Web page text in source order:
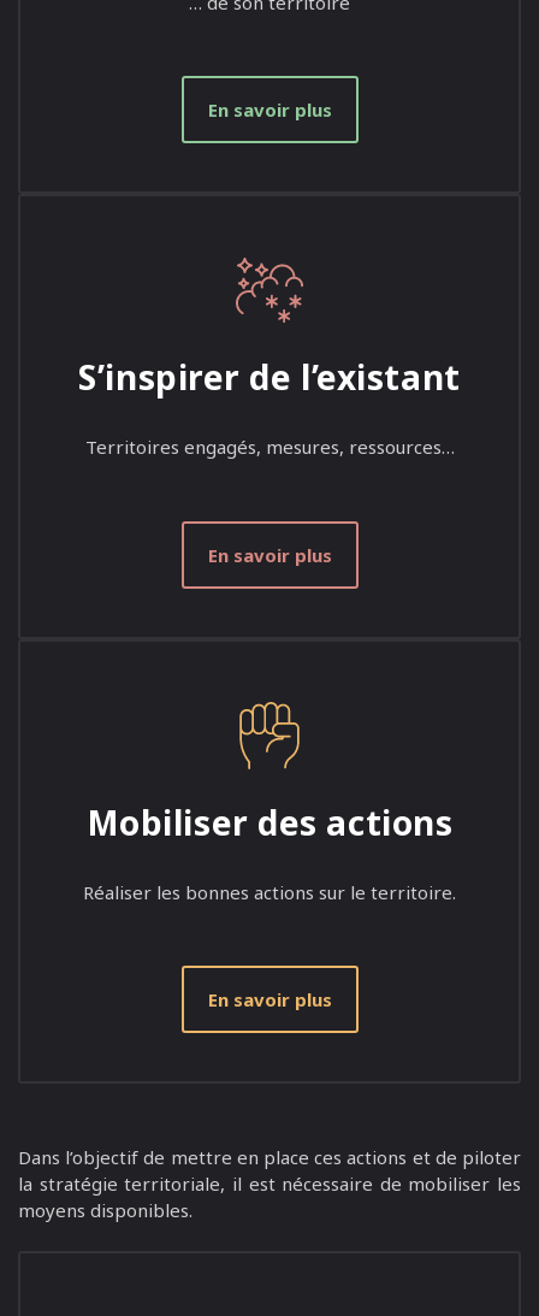
En savoir plus
S’inspirer de l’existant
Territoires engagés, mesures, ressources…
En savoir plus
Mobiliser des actions
Réaliser les bonnes actions sur le territoire.
En savoir plus
Dans l’objectif de mettre en place ces actions et de piloter
la stratégie territoriale, il est nécessaire de mobiliser les
moyens disponibles.